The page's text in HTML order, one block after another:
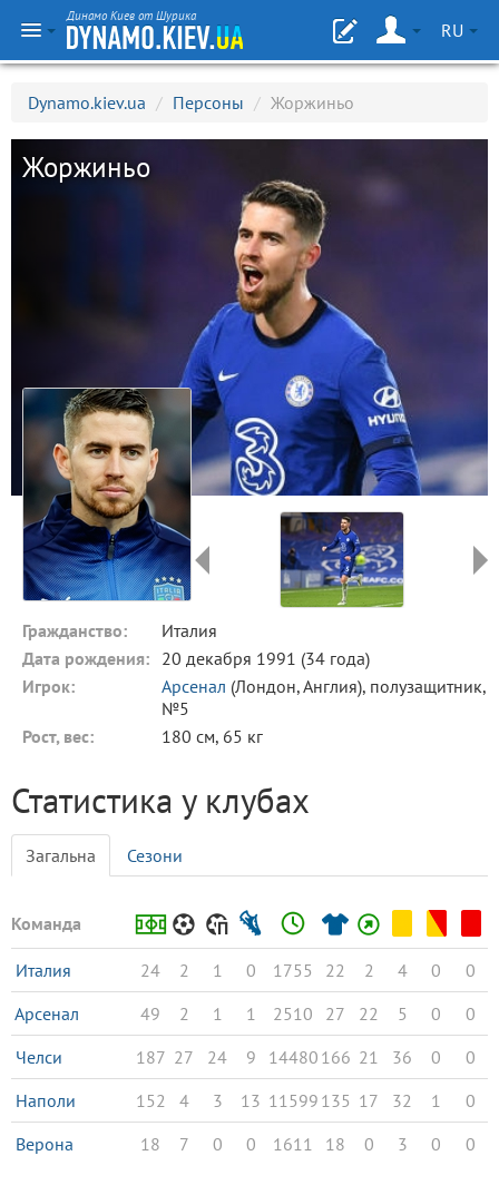
Динамо Киев от Шурика
RU
Dynamo.kiev.ua / Персоны / Жоржиньо
Жоржиньо
Гражданство:
Италия
Дата рождения: 20 декабря 1991 (34 года)
Игрок:
Арсенал (Лондон, Англия), полузащитник,
№5
Рост, вес:
180 см, 65 кг
Статистика у клубах
Загальна Сезони
Команда
Италия 24 2 1 0 1755 22 2 4 0
0
Арсенал
49 2 1 1 2510 27 22 5 0
0
Челси
187 27 24 9 14480 166 21 36 0
0
Наполи
152 4 3 13 11599 135 17 32 1
0
Верона
18 7 0 0 1611 18 0 3 0 0